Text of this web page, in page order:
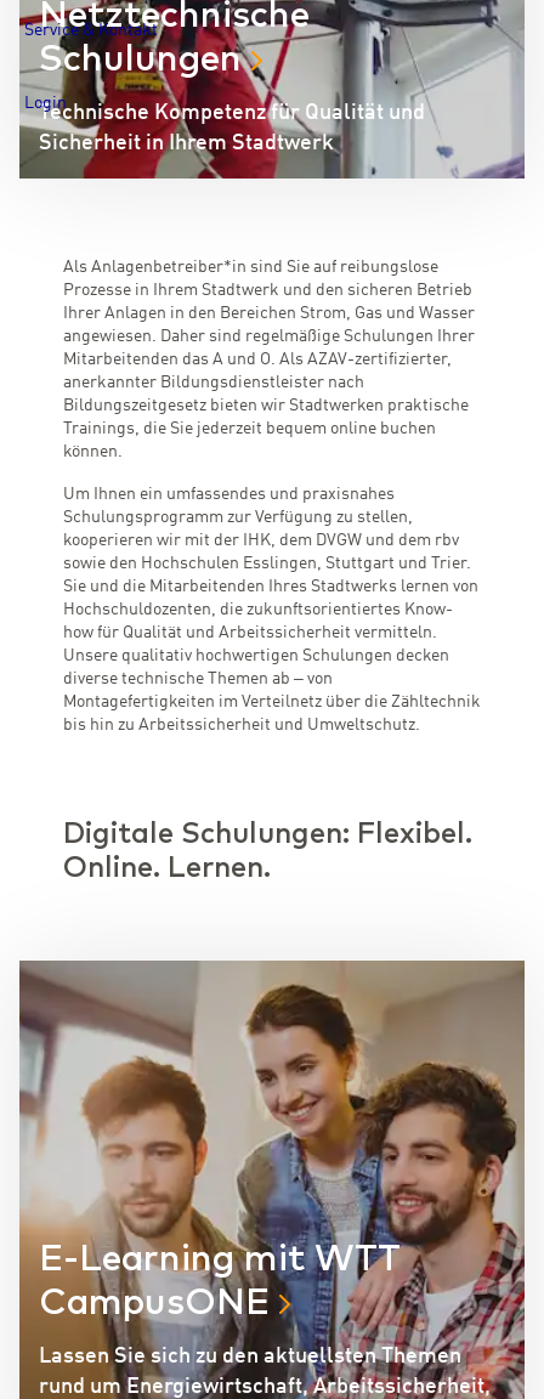
Service & Kontakt
Login
Netztechnische
Schulungen
Technische Kompetenz für Qualität und
Sicherheit in Ihrem Stadtwerk
Als Anlagenbetreiber*in sind Sie auf reibungslose
Prozesse in Ihrem Stadtwerk und den sicheren Betrieb
Ihrer Anlagen in den Bereichen Strom, Gas und Wasser
angewiesen. Daher sind regelmäßige Schulungen Ihrer
Mitarbeitenden das A und O. Als AZAV-zertifizierter,
anerkannter Bildungsdienstleister nach
Bildungszeitgesetz bieten wir Stadtwerken praktische
Trainings, die Sie jederzeit bequem online buchen
können.
Um Ihnen ein umfassendes und praxisnahes
Schulungsprogramm zur Verfügung zu stellen,
kooperieren wir mit der IHK, dem DVGW und dem rbv
sowie den Hochschulen Esslingen, Stuttgart und Trier.
Sie und die Mitarbeitenden Ihres Stadtwerks lernen von
Hochschuldozenten, die zukunftsorientiertes Know-
how für Qualität und Arbeitssicherheit vermitteln.
Unsere qualitativ hochwertigen Schulungen decken
diverse technische Themen ab – von
Montagefertigkeiten im Verteilnetz über die Zähltechnik
bis hin zu Arbeitssicherheit und Umweltschutz.
Digitale Schulungen: Flexibel.
Online. Lernen.
E-Learning mit WTT
CampusONE
Lassen Sie sich zu den aktuellsten Themen
rund um Energiewirtschaft, Arbeitssicherheit,